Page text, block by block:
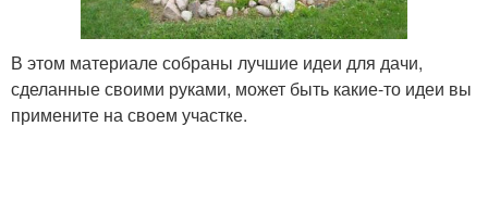
В этом материале собраны лучшие идеи для дачи,
сделанные своими руками, может быть какие-то идеи вы
примените на своем участке.